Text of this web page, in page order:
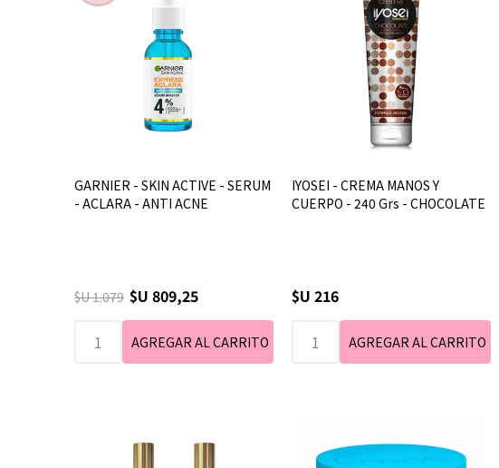
GARNIER - SKIN ACTIVE - SERUM
- ACLARA - ANTI ACNE
$U 1.079 $U 809,25
IYOSEI - CREMA MANOS Y
CUERPO - 240 Grs - CHOCOLATE
$U 216